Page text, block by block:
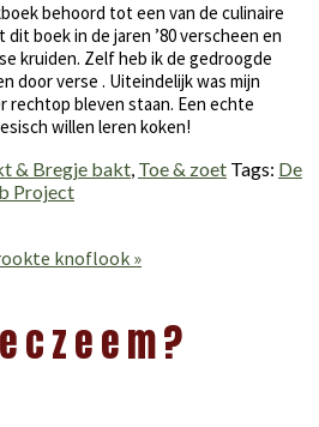
behoord tot een van de culinaire
boek in de jaren ’80 verscheen en
kruiden. Zelf heb ik de gedroogde
door verse . Uiteindelijk was mijn
rechtop bleven staan. Een echte
willen leren koken!
& Bregje bakt, Toe & zoet Tags: De
Project
knoflook »